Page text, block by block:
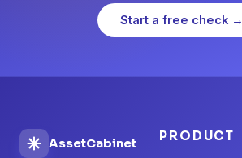
Start a free check →
AssetCabinet PRODUCT